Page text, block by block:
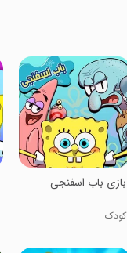
‏بازی باب اسفنجی
کودک